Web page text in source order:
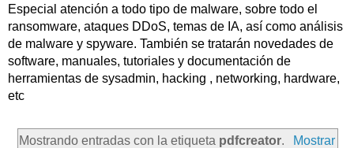
Especial atención a todo tipo de malware, sobre todo el
ransomware, ataques DDoS, temas de IA, así como análisis
de malware y spyware. También se tratarán novedades de
software, manuales, tutoriales y documentación de
herramientas de sysadmin, hacking , networking, hardware,
etc
Mostrando entradas con la etiqueta pdfcreator.
Mostrar